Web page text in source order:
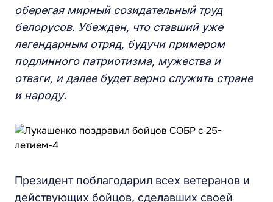
оберегая мирный созидательный труд
белорусов. Убежден, что ставший уже
легендарным отряд, будучи примером
подлинного патриотизма, мужества и
отваги, и далее будет верно служить стране
и народу.
Президент поблагодарил всех ветеранов и
действующих бойцов, сделавших своей